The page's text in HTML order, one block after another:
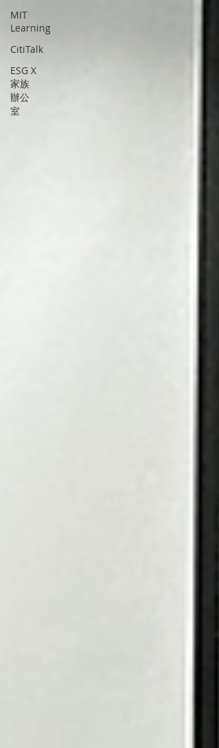
MIT
Learning
CitiTalk
ESG X
家族
辦公
室